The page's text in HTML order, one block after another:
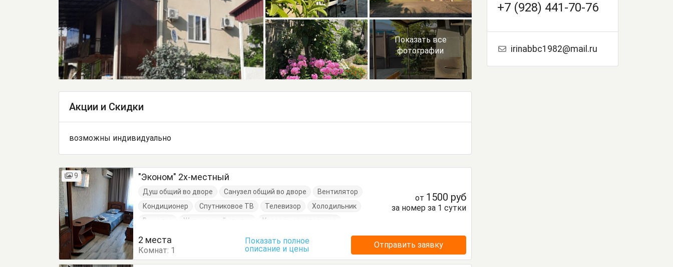
Показать все
фотографии
Акции и Скидки
возможны индивидуально
9 "Эконом" 2х-местный
Душ общий во дворе Санузел общий во дворе
Вентилятор
Кондиционер
Спутниковое ТВ Телевизор
Холодильник
Вешалка
Журнальный столик
Кровать двуспальная
от 1500 руб
за номер за 1 сутки
2 места
Комнат: 1
Показать полное
описание и цены
Отправить заявку
+7 (928) 441-70-76
irinabbc1982@mail.ru